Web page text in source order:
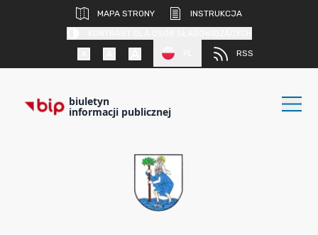
MAPA STRONY
INSTRUKCJA
RSS
biuletyn
informacji publicznej